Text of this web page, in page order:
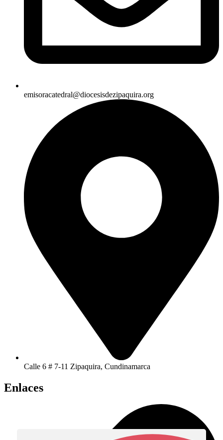
emisoracatedral@diocesisdezipaquira.org
Calle 6 # 7-11 Zipaquira, Cundinamarca
Enlaces